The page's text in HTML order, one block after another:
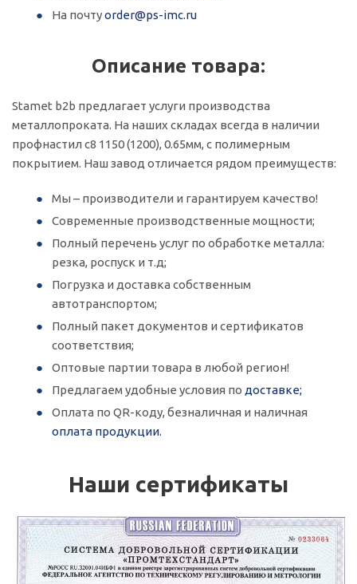
На почтуorder@ps-imc.ru
Описание товара:
Stamet b2b предлагает услуги производства
металлопроката. На наших складах всегда в наличии
профнастил с8 1150 (1200), 0.65мм, с полимерным
покрытием. Наш завод отличается рядом преимуществ:
Мы – производители и гарантируем качество!
Современные производственные мощности;
Полный перечень услуг по обработке металла:
резка, роспуск и т.д;
Погрузка и доставка собственным
автотранспортом;
Полный пакет документов и сертификатов
соответствия;
Оптовые партии товара в любой регион!
Предлагаем удобные условия по доставке;
Оплата по QR-коду, безналичная и наличная
оплата продукции.
Наши сертификаты